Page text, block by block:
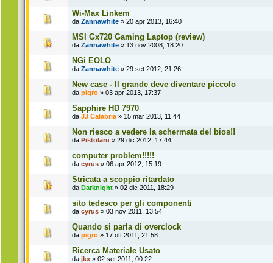
Wi-Max Linkem
da Zannawhite » 20 apr 2013, 16:40
MSI Gx720 Gaming Laptop (review)
da Zannawhite » 13 nov 2008, 18:20
NGi EOLO
da Zannawhite » 29 set 2012, 21:26
New case - Il grande deve diventare piccolo
da pigro » 03 apr 2013, 17:37
Sapphire HD 7970
da JJ Calabria » 15 mar 2013, 11:44
Non riesco a vedere la schermata del bios!!
da Pistolaru » 29 dic 2012, 17:44
computer problem!!!!!
da cyrus » 06 apr 2012, 15:19
Stricata a scoppio ritardato
da Darknight » 02 dic 2011, 18:29
sito tedesco per gli componenti
da cyrus » 03 nov 2011, 13:54
Quando si parla di overclock
da pigro » 17 ott 2011, 21:58
Ricerca Materiale Usato
da jkx » 02 set 2011, 00:22